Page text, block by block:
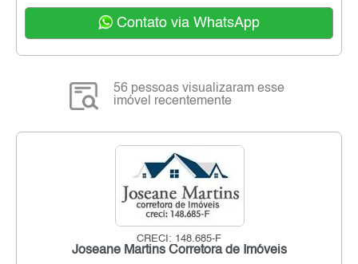
Contato via WhatsApp
56 pessoas visualizaram esse
imóvel recentemente
CRECI: 148.685-F
Joseane Martins Corretora de Imóveis